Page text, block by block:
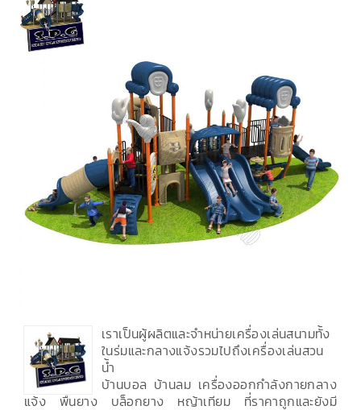
เราเป็นผู้ผลิตและจำหน่ายเครื่องเล่นสนามทั้ง
ในร่มและกลางแจ้งรวมไปถึงเครื่องเล่นสวน
น้ำ
บ้านบอล บ้านลม เครื่องออกกำลังกายกลาง
แจ้ง พื้นยาง บล็อกยาง หญ้าเทียม ที่ราคาถูกและยังมี